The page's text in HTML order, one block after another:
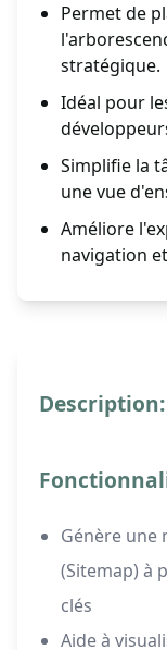
Permet de
stratégique.
Idéal pour
Simplifie la
une vue
Améliore
navigation
Description:
Génère une
(Sitemap) à
clés
Aide à